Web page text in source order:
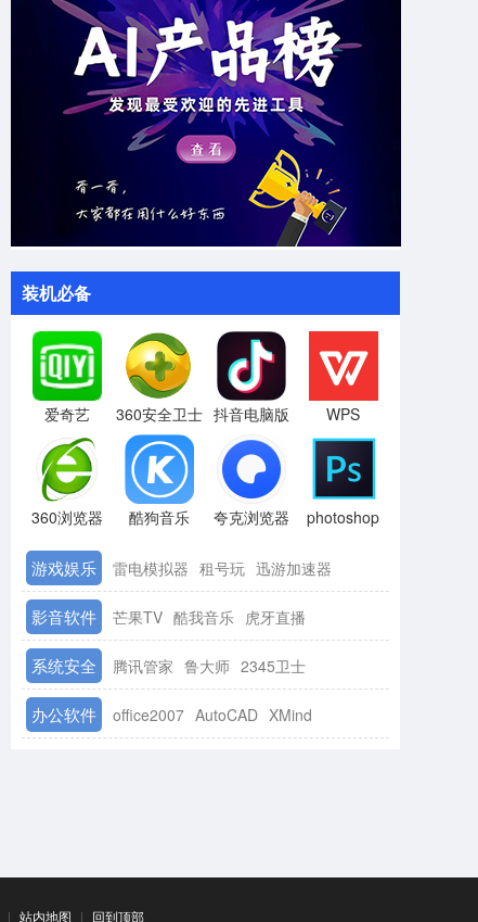
装机必备
爱奇艺 360安全卫士 抖音电脑版 WPS
360浏览器 酷狗音乐 夸克浏览器 photoshop
游戏娱乐 雷电模拟器 租号玩 迅游加速器
影音软件 芒果TV 酷我音乐 虎牙直播
系统安全 腾讯管家 鲁大师 2345卫士
办公软件 office2007 AutoCAD XMind
| 站内地图 | 回到顶部